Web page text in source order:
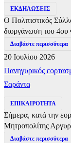
ΕΚΔΗΛΩΣΕΙΣ
Ο Πολιτιστικός
διοργάνωση του
Διαβάστε περισσότερα
20 Ιουλίου 2026
Πανηγυρικός
Σαράντα
ΕΠΙΚΑΙΡΟΤΗΤΑ
Σήμερα, κατά την
Μητροπολίτης
Διαβάστε περισσότερα